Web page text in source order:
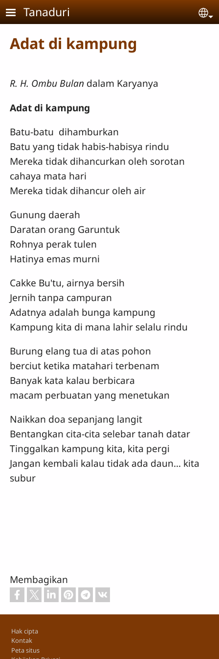
Skip to main content
Tanaduri
Adat di kampung
R. H. Ombu Bulan dalam Karyanya
Adat di kampung
Batu-batu dihamburkan
Batu yang tidak habis-habisya rindu
Mereka tidak dihancurkan oleh sorotan
cahaya mata hari
Mereka tidak dihancur oleh air
Gunung daerah
Daratan orang Garuntuk
Rohnya perak tulen
Hatinya emas murni
Cakke Bu'tu, airnya bersih
Jernih tanpa campuran
Adatnya adalah bunga kampung
Kampung kita di mana lahir selalu rindu
Burung elang tua di atas pohon
berciut ketika matahari terbenam
Banyak kata kalau berbicara
macam perbuatan yang menetukan
Naikkan doa sepanjang langit
Bentangkan cita-cita selebar tanah datar
Tinggalkan kampung kita, kita pergi
Jangan kembali kalau tidak ada daun... kita
subur
Membagikan
Hak cipta
Kontak
Peta situs